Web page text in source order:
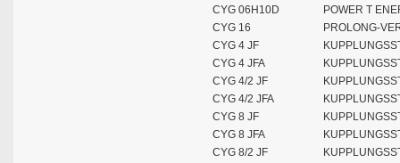
CYG 06H10D
POWER T
CYG 16
PROLONG-
CYG 4 JF
CYG 4 JFA
CYG 4/2 JF
CYG 4/2 JFA
CYG 8 JF
CYG 8 JFA
CYG 8/2 JF